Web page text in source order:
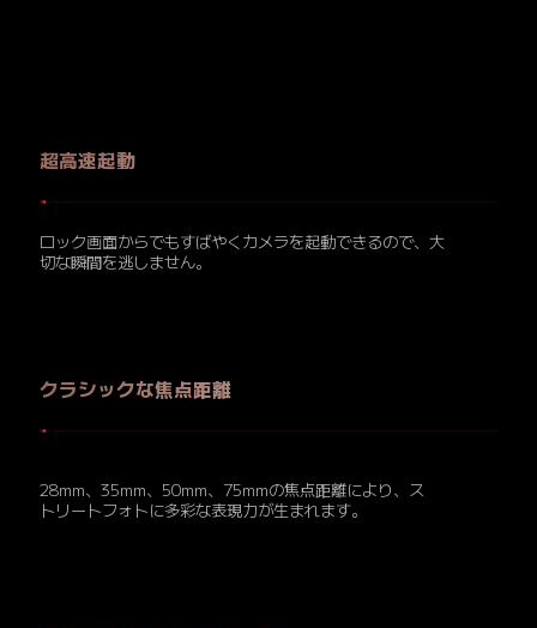
超高速起動
ロック画面からでもすばやくカメラを起動できるので、大
切な瞬間を逃しません。
クラシックな焦点距離
28mm、35mm、50mm、75mmの焦点距離により、ス
トリートフォトに多彩な表現力が生まれます。